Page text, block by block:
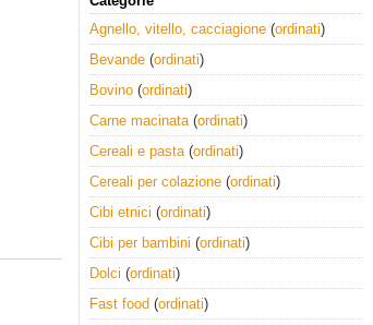
Agnello, vitello, cacciagione (ordinati)
Bevande (ordinati)
Bovino (ordinati)
Carne macinata(ordinati)
Cereali e pasta(ordinati)
Cereali per colazione (ordinati)
Cibi etnici (ordinati)
Cibi per bambini (ordinati)
Dolci (ordinati)
Fast food (ordinati)